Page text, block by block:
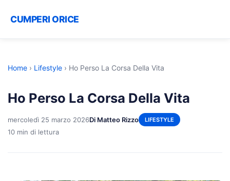
CUMPERI ORICE
Home › Lifestyle › Ho Perso La Corsa Della Vita
Ho Perso La Corsa Della Vita
mercoledì 25 marzo 2026Di Matteo Rizzo LIFESTYLE
10 min di lettura